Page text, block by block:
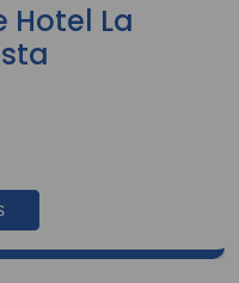
Hotel La